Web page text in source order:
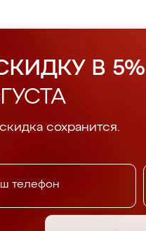
В 5%
сохранится.